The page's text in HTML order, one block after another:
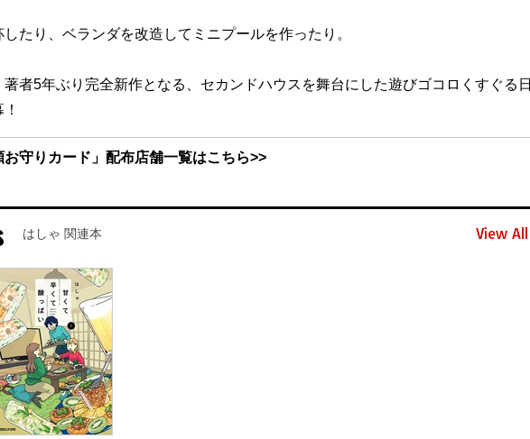
たり、ベランダを改造してミニプールを作ったり。
著者5年ぶり完全新作となる、セカンドハウスを舞台にした遊びゴコロくすぐる日
守りカード」配布店舗一覧はこちら>>
はしゃ 関連本 View All